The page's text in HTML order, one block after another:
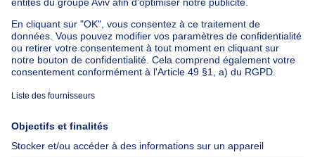
Maison à louer avec 3 chambres
Appartement à louer avec 3 chambres Bruxelles-ville
À propos
Immoweb
Presse
Emplois
Outils
Belfius